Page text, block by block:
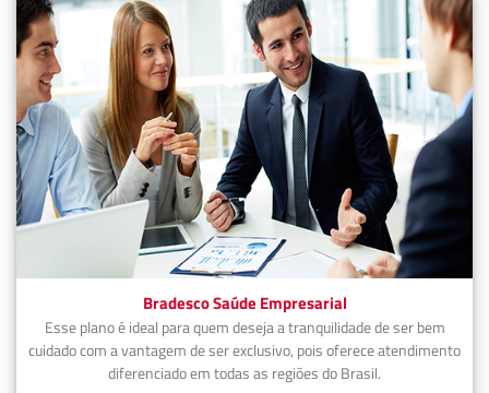
Bradesco Saúde Empresarial
Esse plano é ideal para quem deseja a tranquilidade de ser bem
cuidado com a vantagem de ser exclusivo, pois oferece atendimento
diferenciado em todas as regiões do Brasil.